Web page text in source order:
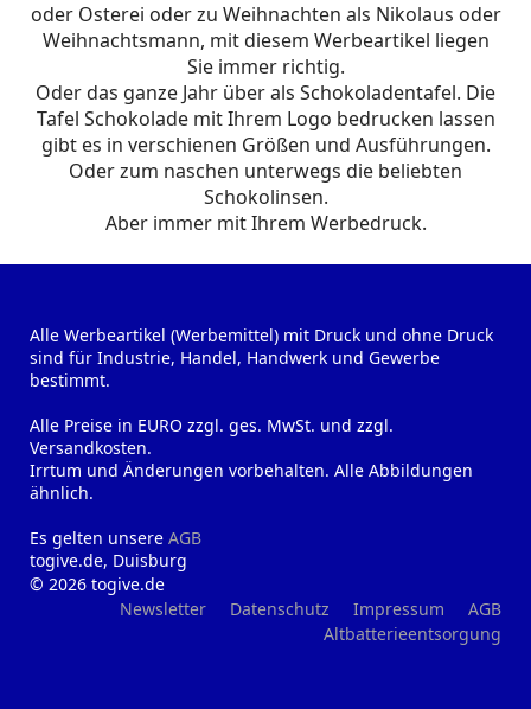
oder Osterei oder zu Weihnachten als Nikolaus oder
Weihnachtsmann, mit diesem Werbeartikel liegen
Sie immer richtig.
Oder das ganze Jahr über als Schokoladentafel. Die
Tafel Schokolade mit Ihrem Logo bedrucken lassen
gibt es in verschienen Größen und Ausführungen.
Oder zum naschen unterwegs die beliebten
Schokolinsen.
Aber immer mit Ihrem Werbedruck.
Alle Werbeartikel (Werbemittel) mit Druck und ohne Druck
sind für Industrie, Handel, Handwerk und Gewerbe
bestimmt.
Alle Preise in EURO zzgl. ges. MwSt. und zzgl.
Versandkosten.
Irrtum und Änderungen vorbehalten. Alle Abbildungen
ähnlich.
Es gelten unsere AGB
togive.de, Duisburg
© 2026 togive.de
Newsletter
Datenschutz Impressum
AGB
Altbatterieentsorgung